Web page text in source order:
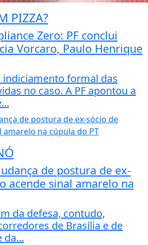
PIZZA?
Zero: PF conclui
Vorcaro, Paulo Henrique
indiciamento formal das
no caso. A PF apontou a
de postura de ex-
acende sinal amarelo na
da defesa, contudo,
de Brasília e de
da...